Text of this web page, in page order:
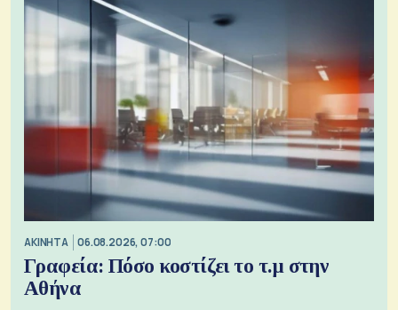
ΑΚΙΝΗΤΑ 06.08.2026, 07:00
Γραφεία: Πόσο κοστίζει το τ.μ στην
Αθήνα